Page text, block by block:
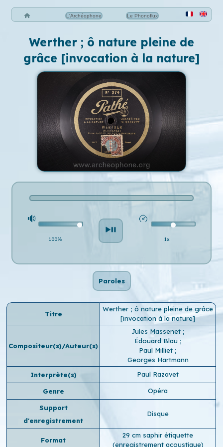
L'Archéophone Le Phonoflux
Werther ; ô nature pleine de
grâce [invocation à la nature]
100% 1x
Paroles
Titre
Werther ; ô nature pleine de grâce
[invocation à la nature]
Compositeur(s)/Auteur(s)
Jules Massenet ;
Édouard Blau ;
Paul Milliet ;
Georges Hartmann
Interprète(s)
Paul Razavet
Genre Opéra
Support
d'enregistrement
Disque
Format
29 cm saphir étiquette
(enregistrement acoustique)